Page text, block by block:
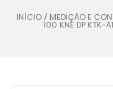
INÍCIO / MEDIÇÃO E
100 KNE DP KTK-